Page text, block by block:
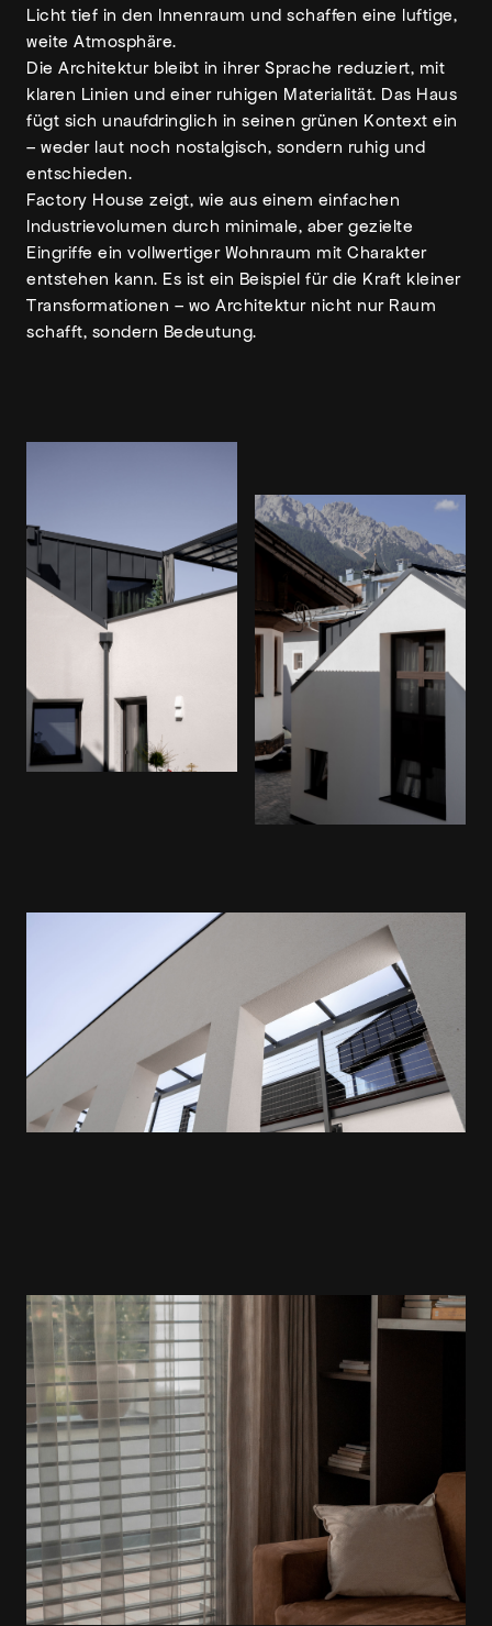
Licht tief in den Innenraum und schaffen eine luftige,
weite Atmosphäre.
Die Architektur bleibt in ihrer Sprache reduziert, mit
klaren Linien und einer ruhigen Materialität. Das Haus
fügt sich unaufdringlich in seinen grünen Kontext ein
– weder laut noch nostalgisch, sondern ruhig und
entschieden.
Factory House zeigt, wie aus einem einfachen
Industrievolumen durch minimale, aber gezielte
Eingriffe ein vollwertiger Wohnraum mit Charakter
entstehen kann. Es ist ein Beispiel für die Kraft kleiner
Transformationen – wo Architektur nicht nur Raum
schafft, sondern Bedeutung.